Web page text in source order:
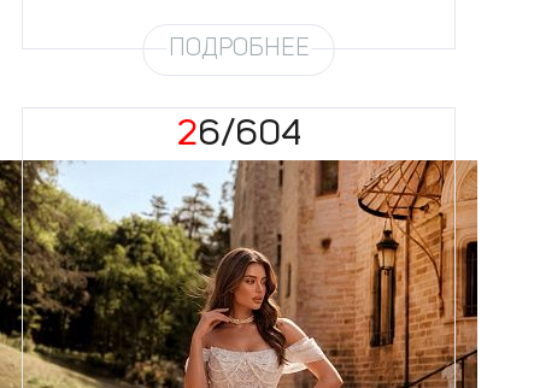
ПОДРОБНЕЕ
26/604